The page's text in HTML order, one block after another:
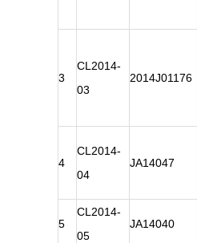
3
CL2014-
03
2014J01176
4
CL2014-
04
JA14047
5
CL2014-
05
JA14040